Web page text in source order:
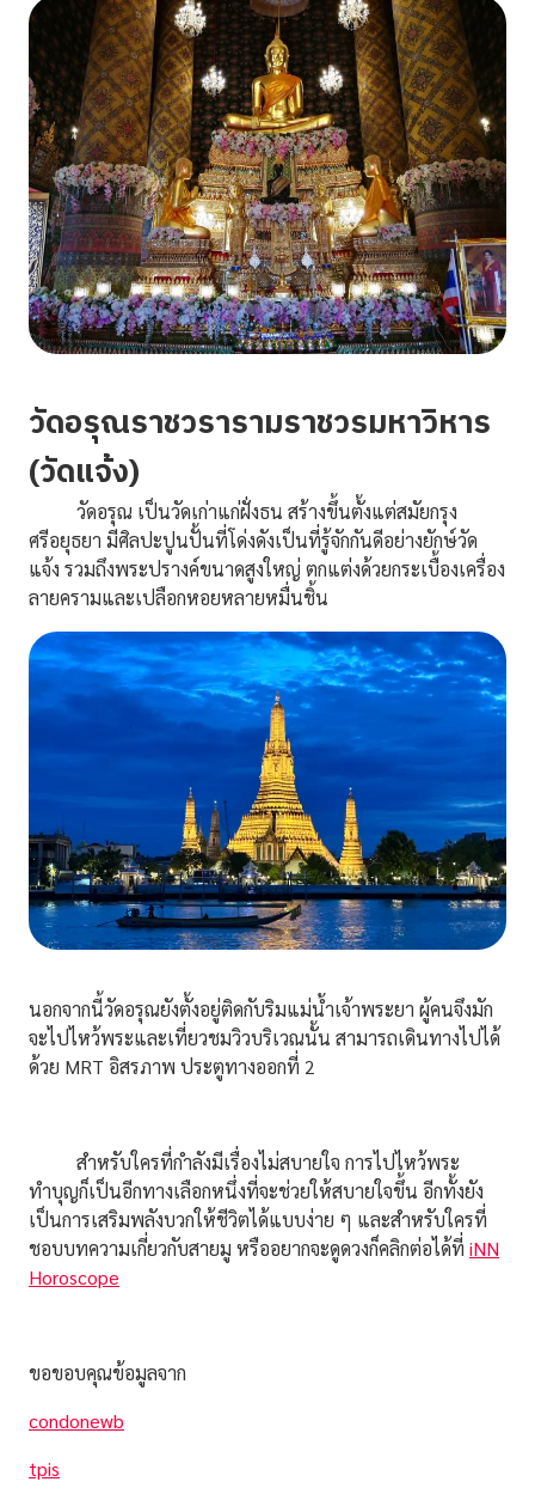
วัดอรุณราชวรารามราชวรมหาวิหาร
(วัดแจ้ง)
วัดอรุณ เป็นวัดเก่าแก่ฝั่งธน สร้างขึ้นตั้งแต่สมัยกรุง
ศรีอยุธยา มีศิลปะปูนปั้นที่โด่งดังเป็นที่รู้จักกันดีอย่างยักษ์วัด
แจ้ง รวมถึงพระปรางค์ขนาดสูงใหญ่ ตกแต่งด้วยกระเบื้องเครื่อง
ลายครามและเปลือกหอยหลายหมื่นชิ้น
นอกจากนี้วัดอรุณยังตั้งอยู่ติดกับริมแม่น้ำเจ้าพระยา ผู้คนจึงมัก
จะไปไหว้พระและเที่ยวชมวิวบริเวณนั้น สามารถเดินทางไปได้
ด้วย MRT อิสรภาพ ประตูทางออกที่ 2
สำหรับใครที่กำลังมีเรื่องไม่สบายใจ การไปไหว้พระ
ทำบุญก็เป็นอีกทางเลือกหนึ่งที่จะช่วยให้สบายใจขึ้น อีกทั้งยัง
เป็นการเสริมพลังบวกให้ชีวิตได้แบบง่าย ๆ และสำหรับใครที่
ชอบบทความเกี่ยวกับสายมู หรืออยากจะดูดวงก็คลิกต่อได้ที่ iNN
Horoscope
ขอขอบคุณข้อมูลจาก
condonewb
tpis